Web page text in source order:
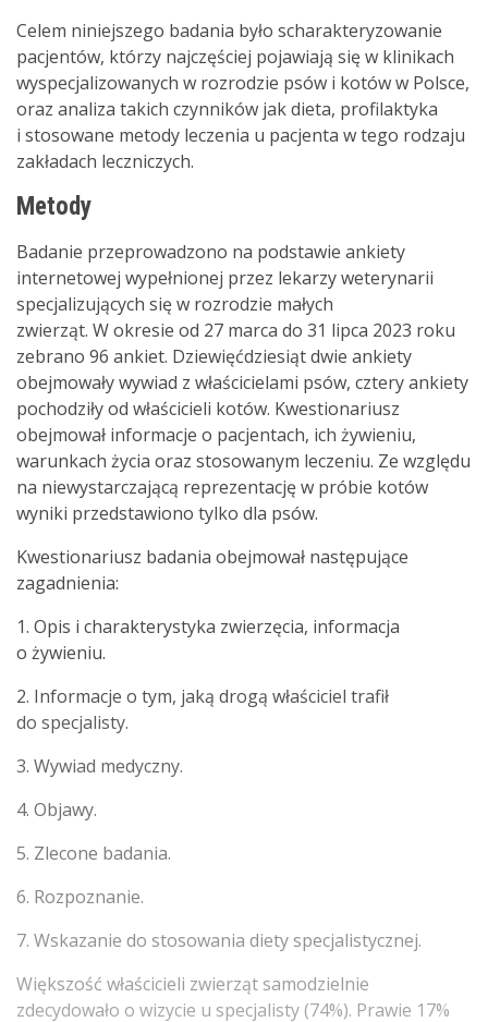
Celem niniejszego badania było scharakteryzowanie
pacjentów, którzy najczęściej pojawiają się w klinikach
wyspecjalizowanych w rozrodzie psów i kotów w Polsce,
oraz analiza takich czynników jak dieta, profilaktyka
i stosowane metody leczenia u pacjenta w tego rodzaju
zakładach leczniczych.
Metody
Badanie przeprowadzono na podstawie ankiety
internetowej wypełnionej przez lekarzy weterynarii
specjalizujących się w rozrodzie małych
zwierząt. W okresie od 27 marca do 31 lipca 2023 roku
zebrano 96 ankiet. Dziewięćdziesiąt dwie ankiety
obejmowały wywiad z właścicielami psów, cztery ankiety
pochodziły od właścicieli kotów. Kwestionariusz
obejmował informacje o pacjentach, ich żywieniu,
warunkach życia oraz stosowanym leczeniu. Ze względu
na niewystarczającą reprezentację w próbie kotów
wyniki przedstawiono tylko dla psów.
Kwestionariusz badania obejmował następujące
zagadnienia:
1. Opis i charakterystyka zwierzęcia, informacja
o żywieniu.
2. Informacje o tym, jaką drogą właściciel trafił
do specjalisty.
3. Wywiad medyczny.
4. Objawy.
5. Zlecone badania.
6. Rozpoznanie.
7. Wskazanie do stosowania diety specjalistycznej.
Większość właścicieli zwierząt samodzielnie
zdecydowało o wizycie u specjalisty (74%). Prawie 17%